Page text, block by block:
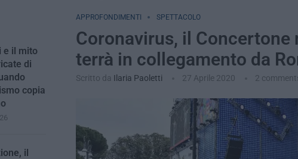
APPROFONDIMENTI SPETTACOLO
Coronavirus, il Concertone
terrà in collegamento da
Scritto da Ilaria Paoletti 27 Aprile 2020 2
e il mito
di
copia
il